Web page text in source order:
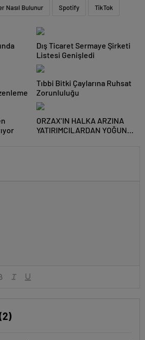
Nasıl Bulunur Spotify TikTok
Dış Ticaret Sermaye Şirketi
Listesi Genişledi
Tıbbi Bitki Çaylarına Ruhsat
Zorunluluğu
ORZAX’IN HALKA ARZINA
YATIRIMCILARDAN YOĞUN